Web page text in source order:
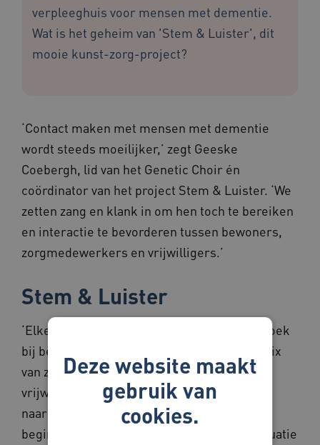
verpleeghuis voor mensen met dementie.
Wat is het geheim van 'Stem & Luister', dit
mooie kunst-zorg-project?
‘Contact maken met mensen met dementie
wordt steeds moeilijker,’ zegt Geeske
Coebergh, lid van het Genetic Choir én
coördinator van het project Stem & Luister. ‘We
zetten zang en klank in om hen toch te bereiken
en interactie te bevorderen tussen bewoners,
zorgmedewerkers en vrijwilligers.’
Stem & Luister
‘Elke week gaan drie tot vijf mensen op bezoek
bij bewoners van het Flevohuis. Dit is een mix
van zangers van het Genetic Choir en
vrijwilligers die helpen. We gaan heel rustig
naar een van de woonkamers. De ene keer
beginnen we met het waarnemen van de situatie
Deze website maakt
gebruik van
cookies.